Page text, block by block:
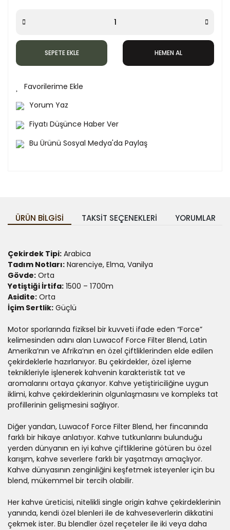
SEPETE EKLE HEMEN AL
Yorum Yaz
Fiyatı Düşünce Haber Ver
Bu Ürünü Sosyal Medya'da Paylaş
ÜRÜN BILGISI TAKSIT SEÇENEKLERI YORUMLAR
Çekirdek Tipi: Arabica
Tadım Notları: Narenciye, Elma, Vanilya
Gövde: Orta
Yetiştiği İrtifa: 1500 – 1700m
Asidite: Orta
İçim Sertlik: Güçlü
Motor sporlarında fiziksel bir kuvveti ifade eden “Force”
kelimesinden adını alan Luwacof Force Filter Blend, Latin
Amerika’nın ve Afrika’nın en özel çiftliklerinden elde edilen
çekirdeklerle hazırlanıyor. Bu çekirdekler, özel işleme
teknikleriyle işlenerek kahvenin karakteristik tat ve
aromalarını ortaya çıkarıyor. Kahve yetiştiriciliğine uygun
iklimi, kahve çekirdeklerinin olgunlaşmasını ve kompleks tat
profillerinin gelişmesini sağlıyor.
Diğer yandan, Luwacof Force Filter Blend, her fincanında
farklı bir hikaye anlatıyor. Kahve tutkunlarını bulunduğu
yerden dünyanın en iyi kahve çiftliklerine götüren bu özel
karışım, kahve severlere farklı bir yaşatmayı amaçlıyor.
Kahve dünyasının zenginliğini keşfetmek isteyenler için bu
blend, mükemmel bir tercih olabilir.
Her kahve üreticisi, nitelikli single origin kahve çekirdeklerinin
yanında, kendi özel blenleri ile de kahveseverlerin dikkatini
çekmek ister. Bu blendler özel reçeteler ile iki veya daha